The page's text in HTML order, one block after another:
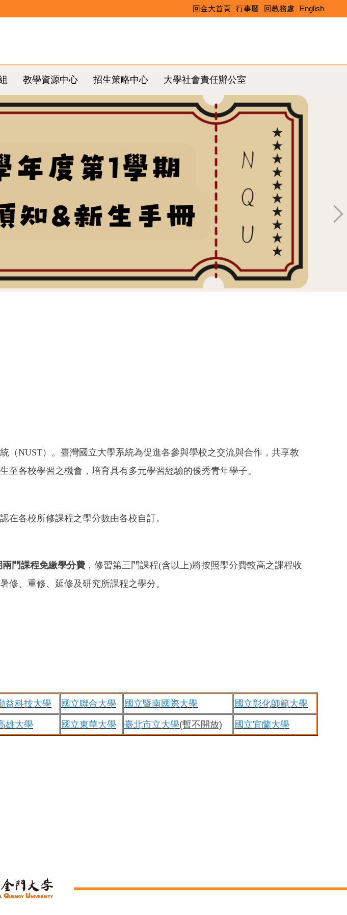
教學資源中心 招生策略中心 大學社會責任辦公室
回金大首頁 行事曆 回教務處 English
（NUST） 。臺灣國立大學系統為促進各參與學校之交流與合作，共享教
各校學習之機會，培育具有多元學習經驗的優秀青年學子。
在各校所修課程之學分數由各校自訂。
門課程免繳學分費 ，修習第三門課程(含以上)將按照學分費較高之課程收
修、重修、延修及研究所課程之學分。
益科技大學 國立聯合大學 國立暨南國際大學 國立彰化師範大學
雄大學 國立東華大學 臺北市立大學(暫不開放) 國立宜蘭大學